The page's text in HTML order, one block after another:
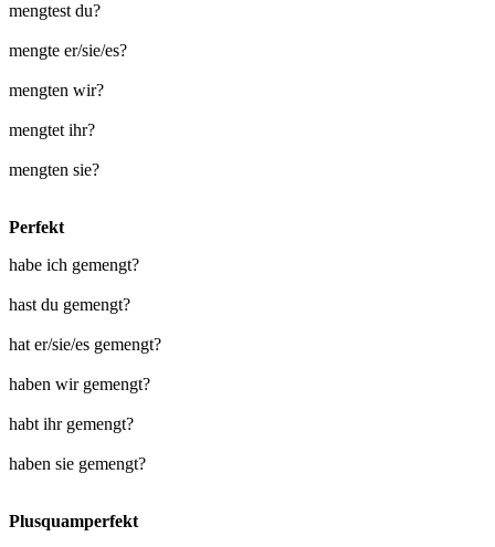
mengtest du?
mengte er/sie/es?
mengten wir?
mengtet ihr?
mengten sie?
Perfekt
habe ich gemengt?
hast du gemengt?
hat er/sie/es gemengt?
haben wir gemengt?
habt ihr gemengt?
haben sie gemengt?
Plusquamperfekt